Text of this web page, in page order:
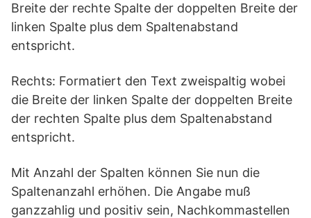
Breite der rechte Spalte der doppelten Breite der
linken Spalte plus dem Spaltenabstand
entspricht.
Rechts: Formatiert den Text zweispaltig wobei
die Breite der linken Spalte der doppelten Breite
der rechten Spalte plus dem Spaltenabstand
entspricht.
Mit Anzahl der Spalten können Sie nun die
Spaltenanzahl erhöhen. Die Angabe muß
ganzzahlig und positiv sein, Nachkommastellen